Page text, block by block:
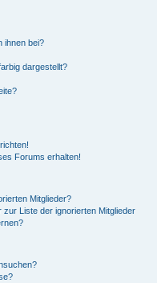
ihnen bei?
dargestellt?
Forums erhalten!
Mitglieder?
Liste der ignorierten Mitglieder